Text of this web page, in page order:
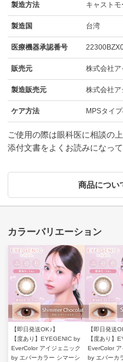
製造方法 キャスト
製造国 台湾
医療機器承認番号
販売元 株式会社ア
製造販売元 株式会社
ケア方法 MPSタイ
ご使用の際は眼科医に相談の上
添付文書をよくお読みになっ
商品につい
【即日発送OK♪】
【度あり】EYEGENIC by
EverColor アイジェニック
by エバーカラー シマーシ
【即日発送
【度あり】
EverColor ア
by エバーカ